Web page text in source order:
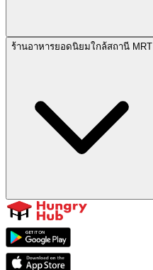
ร้านอาหารยอดนิยมใกล้สถานี MRT